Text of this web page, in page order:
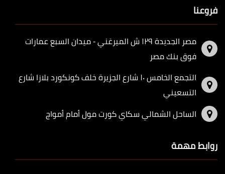
فروعنا
مصر الجديدة ١٢٩ ش الميرغني - ميدان السبع عمارات
فوق بنك مصر
التجمع الخامس ١٠ شارع الجزيرة خلف كونكورد بلازا شارع
التسعيني
الساحل الشمالي سكاي كورت مول أمام أمواج
روابط مهمة